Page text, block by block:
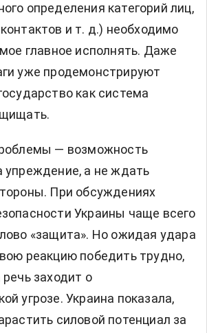
определения категорий лиц,
и т. д.) необходимо
главное исполнять. Даже
уже продемонстрируют
как система
— возможность
упреждение, а не ждать
При обсуждениях
Украины чаще всего
«защита». Но ожидая удара
реакцию победить трудно,
заходит о
угрозе. Украина показала,
силовой потенциал за